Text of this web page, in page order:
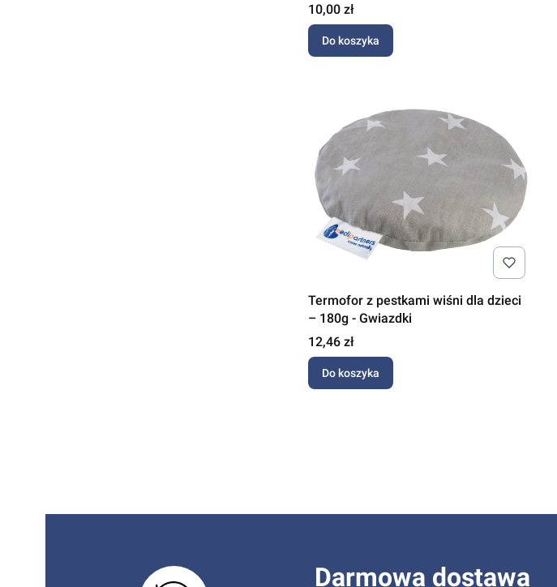
Cena
10,00 zł
Do koszyka
Termofor z pestkami wiśni dla dzieci
– 180g - Gwiazdki
Cena
12,46 zł
Do koszyka
Darmowa dostawa